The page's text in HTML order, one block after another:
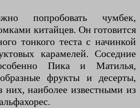
попробовать чумбек,
китайцев. Он готовится
тонкого теста с начинкой
карамелей. Соседние
Пика и Матилья,
фрукты и десерты,
них, наиболее известными из